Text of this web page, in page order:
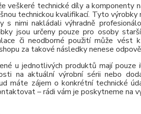
veškeré technické díly a komponenty
technickou kvalifikací. Tyto
s nimi nakládali výhradně
jsou určeny pouze pro osoby
či neodborné použití může vést
za takové následky nenese
u jednotlivých produktů mají
na aktuální výrobní sérii nebo
máte zájem o konkrétní technické
– rádi vám je poskytneme na